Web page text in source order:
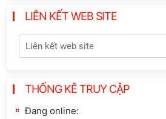
nguyên mới: Định hướng chiến lược
và lựa chọn chính sách” sẽ diễn ra
vào thứ ba, ngày 28/7/2026
Tọa đàm Giao lưu chuyên đề về
Đảng Cộng sản Trung Quốc và Đảng
Cộng sản Việt Nam trong lãnh đạo
sự nghiệp xây dựng chủ nghĩa xã hội
LIÊN KẾT WEB SITE
THỐNG KÊ TRUY CẬP
Đang online: